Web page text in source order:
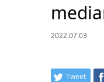
2022.07.03
Tweet